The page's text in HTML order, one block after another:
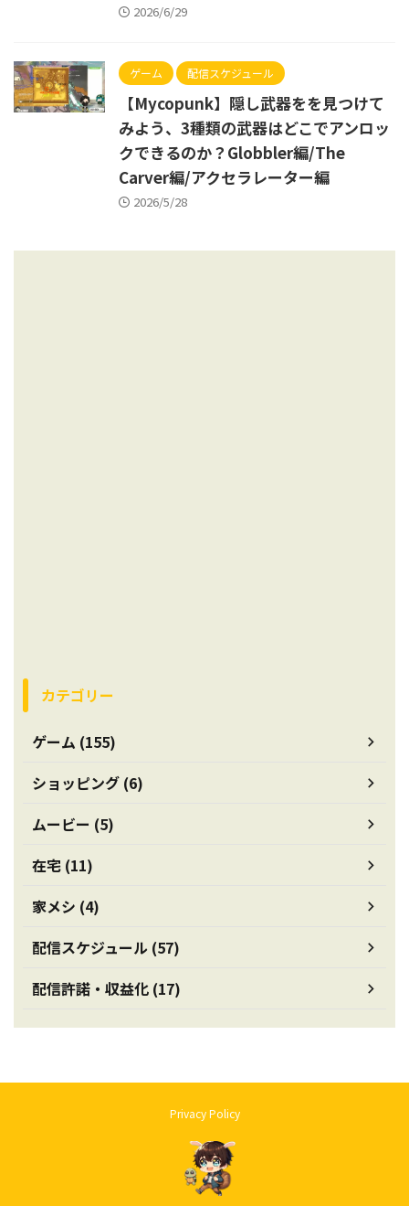
2026/6/29
ゲーム 配信スケジュール
【Mycopunk】隠し武器をを見つけて
みよう、3種類の武器はどこでアンロッ
クできるのか？Globbler編/The
Carver編/アクセラレーター編
2026/5/28
カテゴリー
ゲーム (155)
ショッピング (6)
ムービー (5)
在宅 (11)
家メシ (4)
配信スケジュール (57)
配信許諾・収益化 (17)
Privacy Policy